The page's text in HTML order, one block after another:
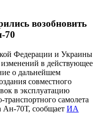
возобновить
70
Федерации и Украины
в действующее
о дальнейшем
совместного
в эксплуатацию
транспортного самолета
Ан-70Т, сообщает ИА